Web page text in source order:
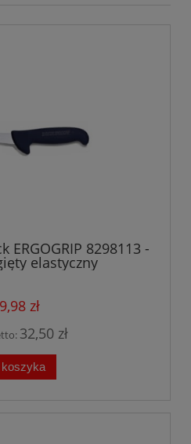
ERGOGRIP 8298113 -
elastyczny
zł
32,50 zł
koszyka